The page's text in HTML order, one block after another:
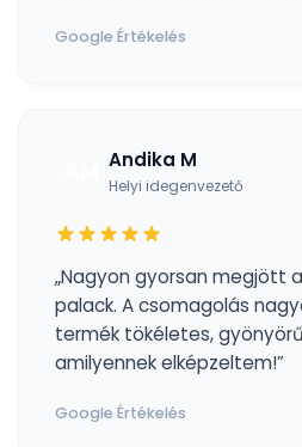
Google Értékelés
Andika M
Helyi idegenvezető
„Nagyon gyorsan megjött
palack. A csomagolás
termék tökéletes,
amilyennek elképzeltem!”
Google Értékelés